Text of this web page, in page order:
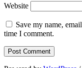
Website
Save my name,
time I comment.